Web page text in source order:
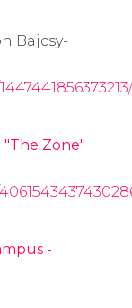
Bajcsy-
"The Zone"
-